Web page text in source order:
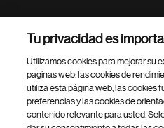
Footer Site Search
Tu privacidad es
Utilizamos cookies para mejorar su
páginas web: las cookies de
utiliza esta página web, las cookies
preferencias y las cookies de
contenido relevante para usted.